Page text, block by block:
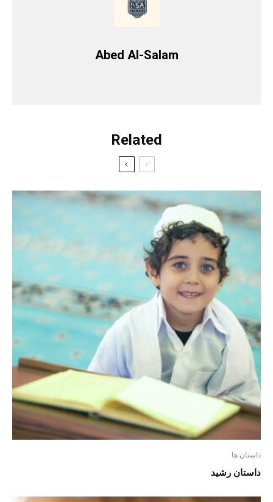
Abed Al-Salam
Related
داستان ها
داستان رشيد